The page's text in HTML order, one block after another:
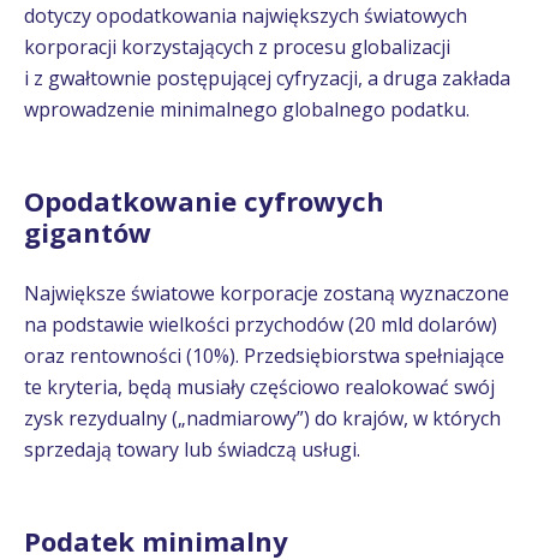
dotyczy opodatkowania największych światowych
korporacji korzystających z procesu globalizacji
i z gwałtownie postępującej cyfryzacji, a druga zakłada
wprowadzenie minimalnego globalnego podatku.
Opodatkowanie cyfrowych
gigantów
Największe światowe korporacje zostaną wyznaczone
na podstawie wielkości przychodów (20 mld dolarów)
oraz rentowności (10%). Przedsiębiorstwa spełniające
te kryteria, będą musiały częściowo realokować swój
zysk rezydualny („nadmiarowy”) do krajów, w których
sprzedają towary lub świadczą usługi.
Podatek minimalny